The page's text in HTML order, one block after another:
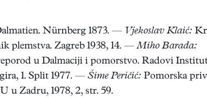
Nürnberg 1873. — Vjekoslav Klaić:
plemstva. Zagreb 1938, 14. —Miho Barada:
u Dalmaciji i pomorstvo. Radovi
1. Split 1977. — Šime Peričić: Pomorska
u Zadru, 1978, 2, str. 59.